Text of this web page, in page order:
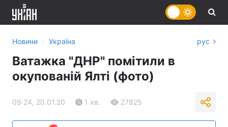
Новини › Україна рус
Ватажка "ДНР" помітили в
окупованій Ялті (фото)
09:24, 20.01.20 1 хв. 27825